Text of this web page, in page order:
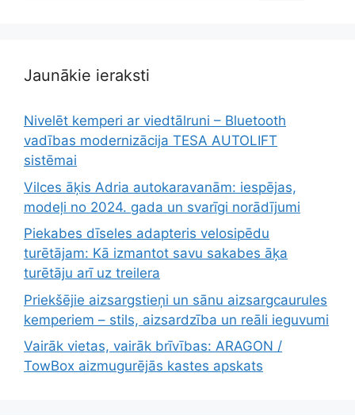
Jaunākie ieraksti
Nivelēt kemperi ar viedtālruni – Bluetooth
vadības modernizācija TESA AUTOLIFT
sistēmai
Vilces āķis Adria autokaravanām: iespējas,
modeļi no 2024. gada un svarīgi norādījumi
Piekabes dīseles adapteris velosipēdu
turētājam: Kā izmantot savu sakabes āķa
turētāju arī uz treilera
Priekšējie aizsargstieņi un sānu aizsargcaurules
kemperiem – stils, aizsardzība un reāli ieguvumi
Vairāk vietas, vairāk brīvības: ARAGON /
TowBox aizmugurējās kastes apskats